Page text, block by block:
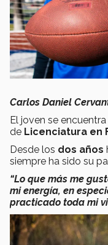
Carlos Daniel
El joven se
de Licenciatura en
Desde los dos años
siempre ha sido su
“Lo que más me
mi energía, en
practicado toda mi